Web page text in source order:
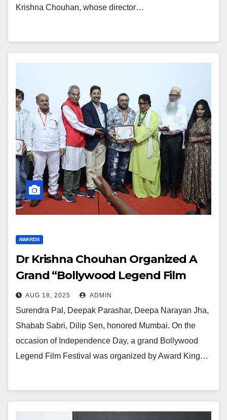
Krishna Chouhan, whose director…
AWARDS
Dr Krishna Chouhan Organized A
Grand “Bollywood Legend Film
Festival”, Film Personalities Were
Present
AUG 18, 2025 ADMIN
Surendra Pal, Deepak Parashar, Deepa Narayan Jha,
Shabab Sabri, Dilip Sen, honored Mumbai. On the
occasion of Independence Day, a grand Bollywood
Legend Film Festival was organized by Award King…